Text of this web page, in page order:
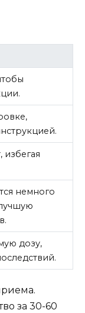
избегая
немного
дозу,
за 30-60